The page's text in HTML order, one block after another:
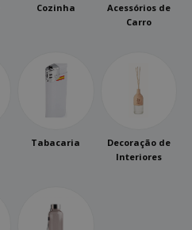
Cozinha
Acessórios de
Carro
Tabacaria
Decoração de
Interiores